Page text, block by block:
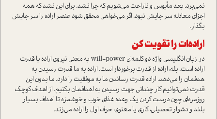
نمی‌برد. بعد مأیوس و ناراحت می‌شویم که چرا نشد. برای این نشد که همه
اجزای معادله سر جایش نبود. اگر می‌خواهی محقق شود عنصر اراده را سر جایش
بگذار.
اراده‌ات را تقویت کن
در زبان انگلیسی واژه دو کلمه‌ای will-power به معنی نیروی اراده یا قدرت
اراده است. بله، اراده از قدرت برخوردار است. اراده به ما قدرت رسیدن به
هدفمان را می‌دهد. اراده قدرت رساندن ما به موفقیت را دارد. ما بدون این
قدرت نمی‌توانیم کار چندانی جهت رسیدن به اهدافمان بکنیم. از اهداف کوچک
روزمره‌ای چون درست کردن یک وعده غذای خوب و خوشمزه تا اهداف بسیار
بلند و دشوار تحصیلی، کاری یا معنوی، حرف اول را اراده می‌زند.